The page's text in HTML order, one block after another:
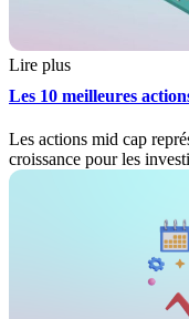
Lire plus
Les 10 meilleures
Les actions mid cap
croissance pour les